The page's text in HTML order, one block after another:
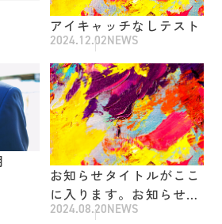
アイキャッチなしテスト
2024.12.02NEWS
お知らせタイトルがここ
に入ります。お知らせタ
イトルがここに入りま
2024.08.20NEWS